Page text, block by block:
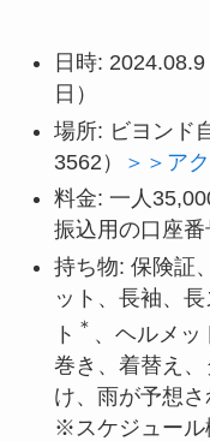
日時:
日）
場所: ビヨンド
3562）
＞＞ア
料金: 一人
振込用の口座番
持ち物: 保険証
ット、長袖、
ト ＊ 、ヘルメッ
巻き、着替え
け、雨が予想
※スケジュール